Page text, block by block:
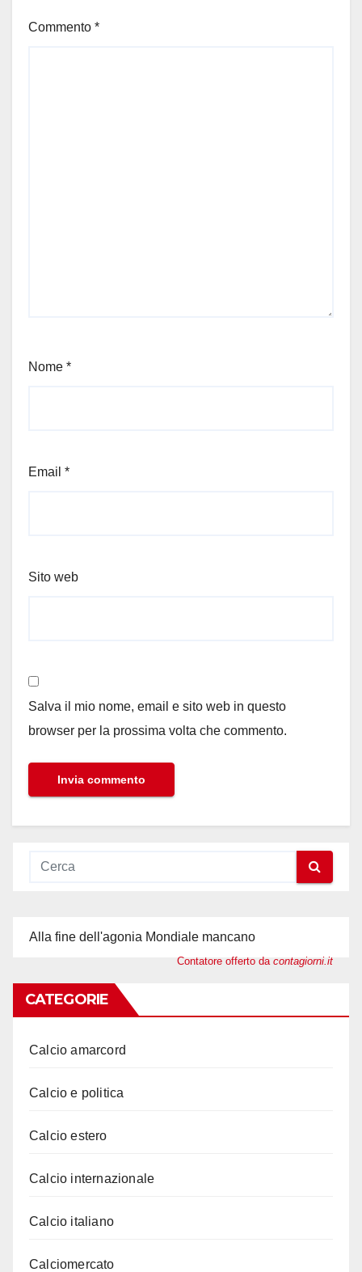
Commento *
Nome *
Email *
Sito web
Salva il mio nome, email e sito web in questo
browser per la prossima volta che commento.
Alla fine dell'agonia Mondiale mancano
Contatore offerto da contagiorni.it
CATEGORIE
Calcio amarcord
Calcio e politica
Calcio estero
Calcio internazionale
Calcio italiano
Calciomercato